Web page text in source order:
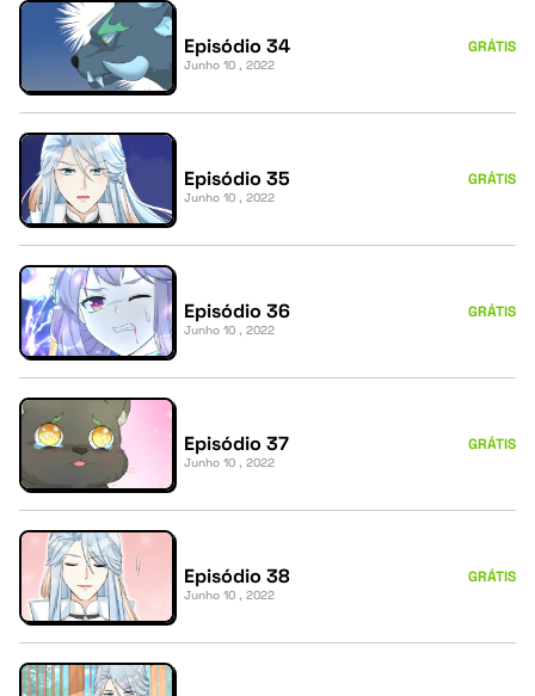
Episódio 34
Junho 10 , 2022
GRÁTIS
Episódio 35
Junho 10 , 2022
GRÁTIS
Episódio 36
Junho 10 , 2022
GRÁTIS
Episódio 37
Junho 10 , 2022
GRÁTIS
Episódio 38
Junho 10 , 2022
GRÁTIS